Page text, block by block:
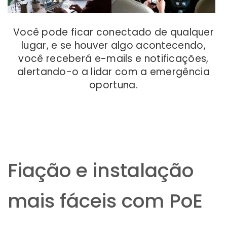
Você pode ficar conectado de qualquer
lugar, e se houver algo acontecendo,
você receberá e-mails e notificações,
alertando-o a lidar com a emergência
oportuna.
Fiação e instalação
mais fáceis com PoE